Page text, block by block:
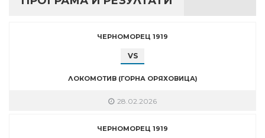
ЧЕРНОМОРЕЦ 1919
VS
ЛОКОМОТИВ (ГОРНА ОРЯХОВИЦА)
28.02.2026
ЧЕРНОМОРЕЦ 1919